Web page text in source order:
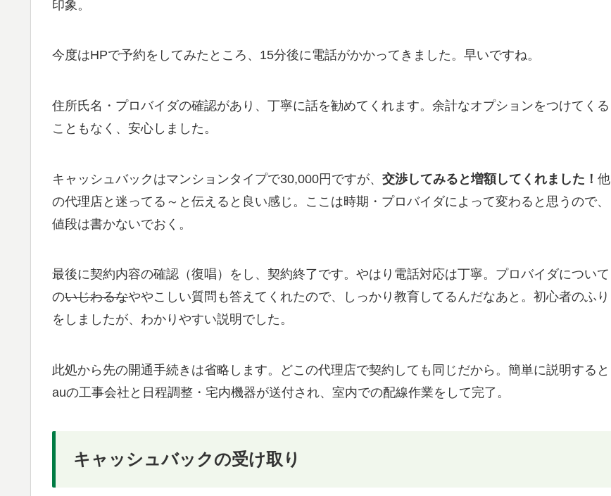
印象。
今度はHPで予約をしてみたところ、15分後に電話がかかってきました。早いですね。
住所氏名・プロバイダの確認があり、丁寧に話を勧めてくれます。余計なオプションをつけてくる
こともなく、安心しました。
キャッシュバックはマンションタイプで30,000円ですが、 交渉してみると増額してくれました！ 他
の代理店と迷ってる～と伝えると良い感じ。ここは時期・プロバイダによって変わると思うので、
値段は書かないでおく。
最後に契約内容の確認（復唱）をし、契約終了です。やはり電話対応は丁寧。プロバイダについて
のいじわるなややこしい質問も答えてくれたので、しっかり教育してるんだなあと。初心者のふり
をしましたが、わかりやすい説明でした。
此処から先の開通手続きは省略します。どこの代理店で契約しても同じだから。簡単に説明すると
auの工事会社と日程調整・宅内機器が送付され、室内での配線作業をして完了。
キャッシュバックの受け取り